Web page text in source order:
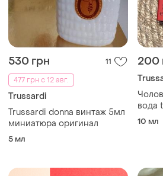
530 грн
11
477 грн с 12 авг.
Trussardi
Trussardi donna винтаж 5мл
миниатюра оригинал
5 мл
200
вода
10 мл